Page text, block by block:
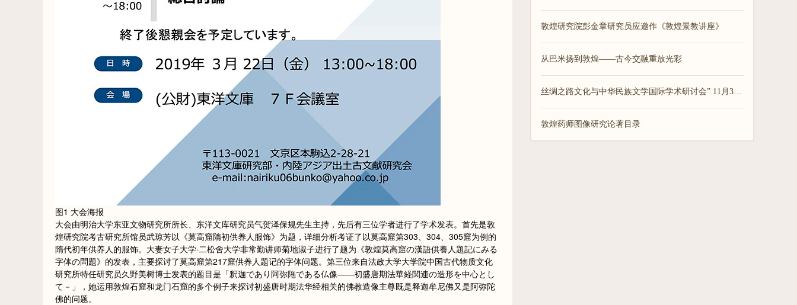
图1 大会海报
大会由明治大学东亚文物研究所所长、东洋文库研究员气贺泽保规先生主持，先后有三位学者进行了学术发表。首先是敦
煌研究院考古研究所馆员武琼芳以《莫高窟隋初供养人服饰》为题，详细分析考证了以莫高窟第303、304、305窟为例的
隋代初年供养人的服饰。大妻女子大学·二松舍大学非常勤讲师菊地淑子进行了题为《敦煌莫高窟の漢語供養人題記にみる
字体の問題》的发表，主要探讨了莫高窟第217窟供养人题记的字体问题。第三位来自法政大学大学院中国古代物质文化
研究所特任研究员久野美树博士发表的题目是「釈迦であり阿弥陁である仏像——初盛唐期法華経関連の造形を中心とし
て－」，她运用敦煌石窟和龙门石窟的多个例子来探讨初盛唐时期法华经相关的佛教造像主尊既是释迦牟尼佛又是阿弥陀
佛的问题。
敦煌研究院彭金章研究员应邀作《敦煌景教讲座》
从巴米扬到敦煌——古今交融重放光彩
丝绸之路文化与中华民族文学国际学术研讨会” 11月30日至12月1日在古都西安召开
敦煌药师图像研究论著目录